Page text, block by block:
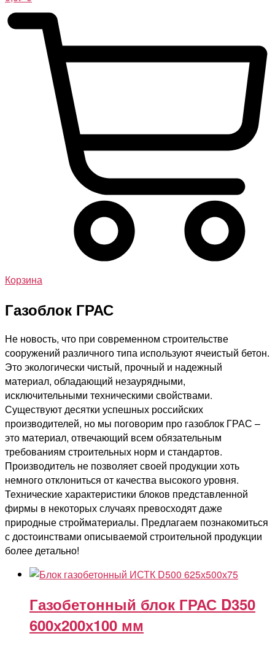
Корзина
Газоблок ГРАС
Не новость, что при современном строительстве
сооружений различного типа используют ячеистый бетон.
Это экологически чистый, прочный и надежный
материал, обладающий незаурядными,
исключительными техническими свойствами.
Существуют десятки успешных российских
производителей, но мы поговорим про газоблок ГРАС –
это материал, отвечающий всем обязательным
требованиям строительных норм и стандартов.
Производитель не позволяет своей продукции хоть
немного отклониться от качества высокого уровня.
Технические характеристики блоков представленной
фирмы в некоторых случаях превосходят даже
природные стройматериалы. Предлагаем познакомиться
с достоинствами описываемой строительной продукции
более детально!
Газобетонный блок ГРАС D350
600х200х100 мм